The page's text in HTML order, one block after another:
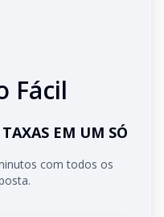
Fácil
EM UM SÓ
com todos os